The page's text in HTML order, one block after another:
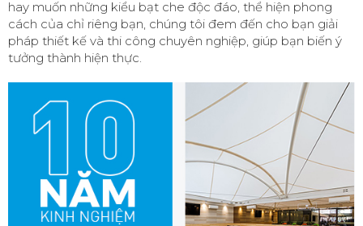
hay muốn những kiểu bạt che độc đáo, thể hiện phong
cách của chỉ riêng bạn, chúng tôi đem đến cho bạn giải
pháp thiết kế và thi công chuyên nghiệp, giúp bạn biến ý
tưởng thành hiện thực.